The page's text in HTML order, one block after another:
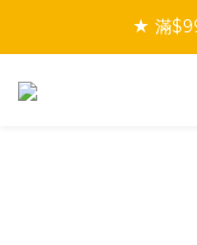
★ 會員募
★ 滿
★ 會員募